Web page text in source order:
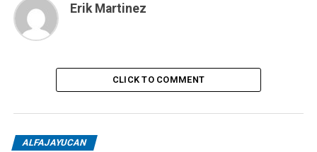
Erik Martinez
CLICK TO COMMENT
ALFAJAYUCAN